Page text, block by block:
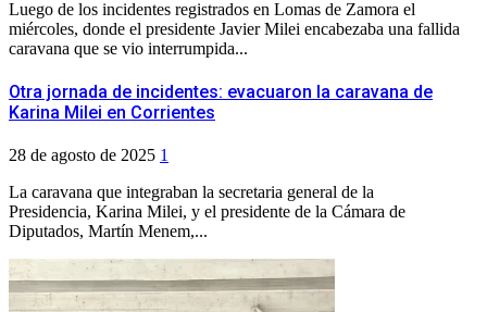
Luego de los incidentes registrados en Lomas de Zamora el
miércoles, donde el presidente Javier Milei encabezaba una fallida
caravana que se vio interrumpida...
Otra jornada de incidentes: evacuaron la caravana de
Karina Milei en Corrientes
28 de agosto de 2025 1
La caravana que integraban la secretaria general de la
Presidencia, Karina Milei, y el presidente de la Cámara de
Diputados, Martín Menem,...